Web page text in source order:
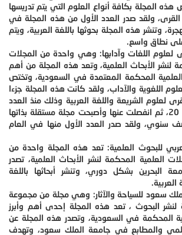
هذه المجلة بكافة أنواع العلوم التي يتم تدريسها
ولقد صدر العدد الأول من هذه المجلة في
1409 للهجرة، وتنشر هذه المجلة بحوثها باللغة العربية، ويتم
على نطاق واسع.
لعلوم اللغات وآدابها: وهي واحدة من المجلات
لنشر الأبحاث العلمية، وتعد هذه المجلة من أهم
العلمية المحكمة المعتمدة في السعودية، وتختص
اللغوية والآداب، ولقد كانت هذه المجلة جزءا
لعلوم الشريعة واللغة العربية وذلك منذ العدد
1 وحتى العدد 20، ثم انفصلت عنها وأصبحت مجلة مستقلة بذاتها
سنوي، ولقد صدر العدد الأول منها في العام
للبحوث العلمية: تعد هذه المجلة واحدة من
العلمية المحكمة لنشر الأبحاث العلمية، تصدر
البحرين بشكل دوري، وتنشر أبحاثها باللغة
العربية.
سعود للسياحة والآثار: وهي مجلة من مجموعة
البحوث ، تعد هذه المجلة إحدى أهم وأبرز
المحكمة في السعودية، وتصدر هذه المجلة عن
والمطابع في جامعة الملك سعود، وتهدف